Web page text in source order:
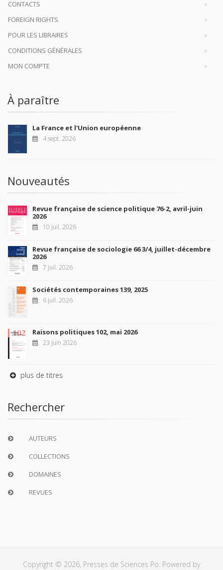
CONTACTS
FOREIGN RIGHTS
POUR LES LIBRAIRES
CONDITIONS GÉNÉRALES
MON COMPTE
À paraître
La France et l'Union européenne
4 sept. 2026
Nouveautés
Revue française de science politique 76-2, avril-juin
2026
10 juil. 2026
Revue française de sociologie 66 3/4, juillet-décembre
2026
7 juil. 2026
Sociétés contemporaines 139, 2025
6 juil. 2026
Raisons politiques 102, mai 2026
23 juin 2026
plus de titres
Rechercher
AUTEURS
COLLECTIONS
DOMAINES
REVUES
Copyright © 2026, Presses de Sciences Po. Powered by